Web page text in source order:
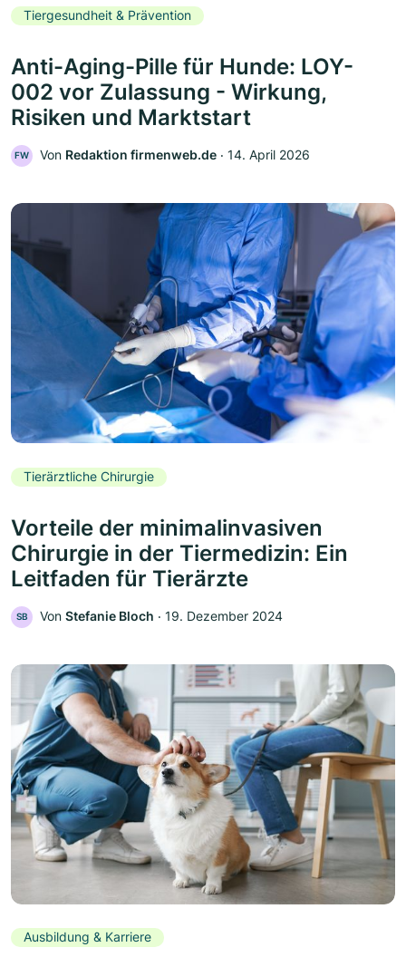
Tiergesundheit & Prävention
Anti-Aging-Pille für Hunde: LOY-
002 vor Zulassung - Wirkung,
Risiken und Marktstart
FW Von Redaktion firmenweb.de ‧ 14. April 2026
Tierärztliche Chirurgie
Vorteile der minimalinvasiven
Chirurgie in der Tiermedizin: Ein
Leitfaden für Tierärzte
SB Von Stefanie Bloch ‧ 19. Dezember 2024
Ausbildung & Karriere